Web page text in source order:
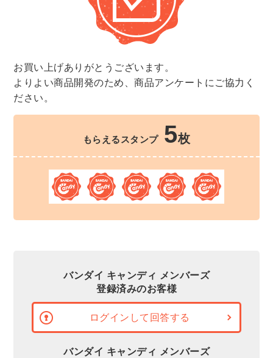
お買い上げありがとうございます。
よりよい商品開発のため、商品アンケートにご協力く
ださい。
もらえるスタンプ 5枚
バンダイ キャンディ メンバーズ
登録済みのお客様
ログインして回答する
バンダイ キャンディ メンバーズ